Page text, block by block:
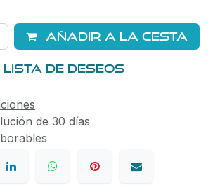
Añadir a la cesta
de deseos
de 30 días